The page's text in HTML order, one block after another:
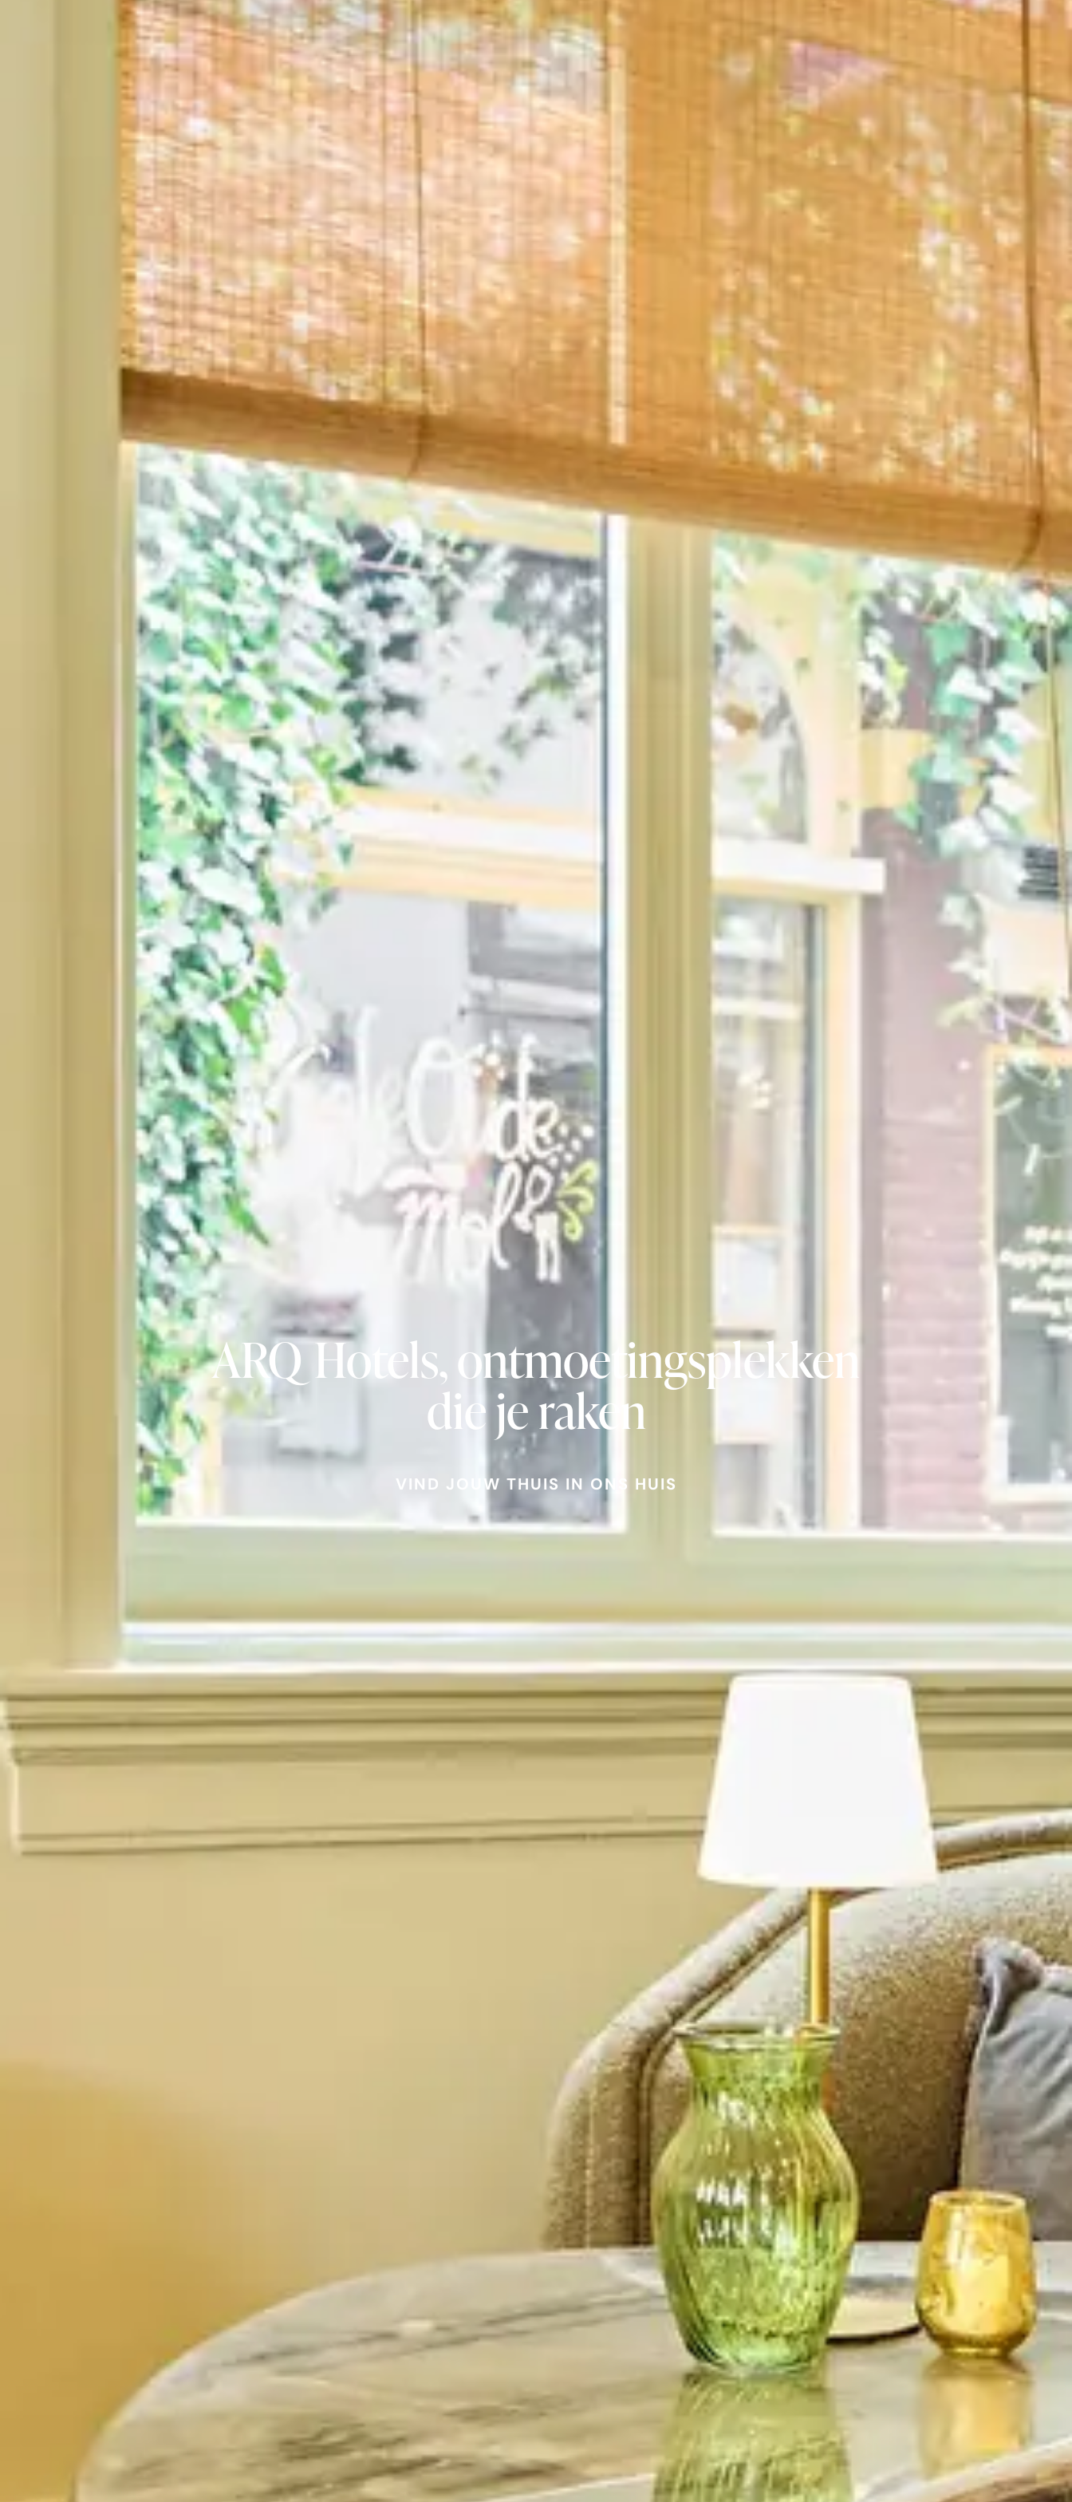
ARQ Hotels, ontmoetingsplekken
die je raken
VIND JOUW THUIS IN ONS HUIS